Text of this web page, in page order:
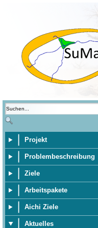
Projekt
Problembeschreibung
Ziele
Arbeitspakete
Aichi Ziele
Aktuelles